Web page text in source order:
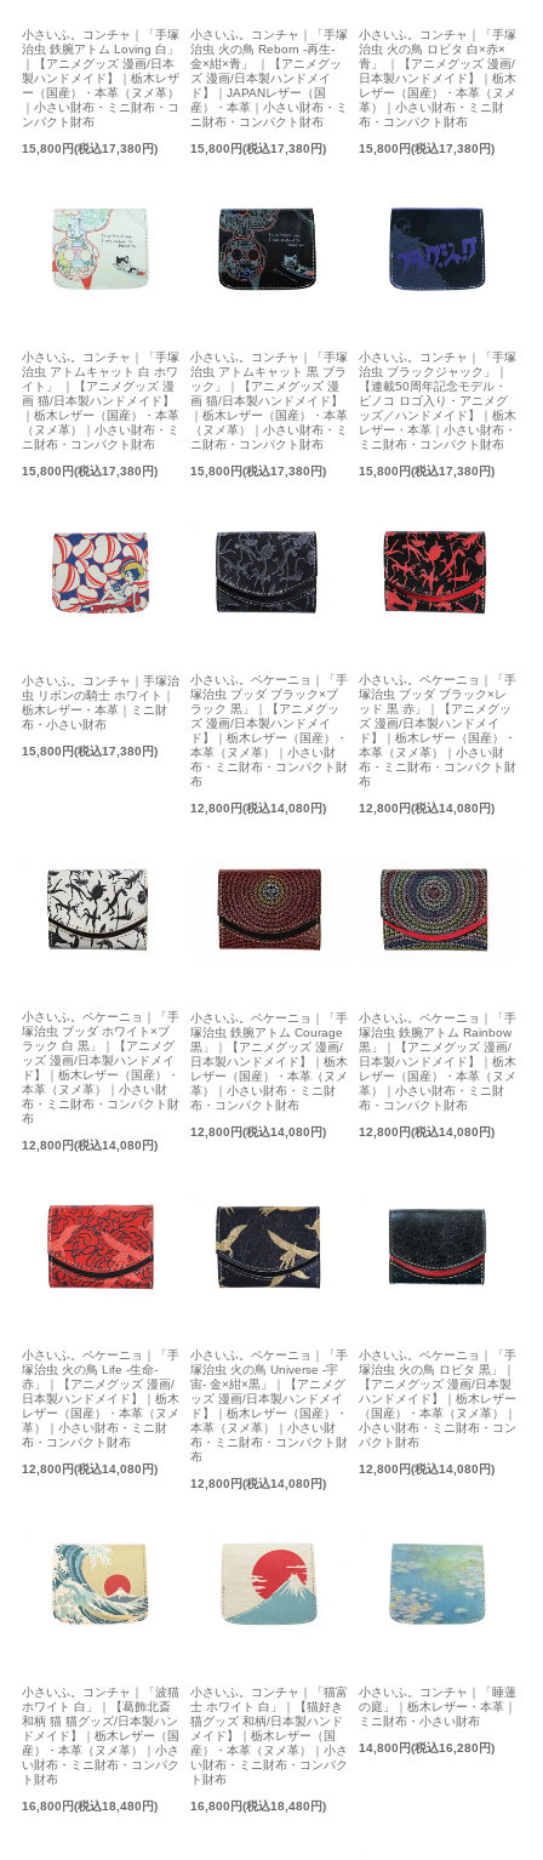
小さいふ。コンチャ｜「手塚
治虫 鉄腕アトム Loving 白」
｜【アニメグッズ 漫画/日本
製ハンドメイド】｜栃木レザ
ー（国産）・本革（ヌメ革）
｜小さい財布・ミニ財布・コ
ンパクト財布
15,800円(税込17,380円)
小さいふ。コンチャ｜「手塚
治虫 火の鳥 Reborn -再生-
金×紺×青」 ｜【アニメグッ
ズ 漫画/日本製ハンドメイ
ド】｜JAPANレザー（国
産）・本革｜小さい財布・ミ
ニ財布・コンパクト財布
15,800円(税込17,380円)
小さいふ。コンチャ｜「手塚
治虫 火の鳥 ロビタ 白×赤×
青」 ｜【アニメグッズ 漫画/
日本製ハンドメイド】｜栃木
レザー（国産）・本革（ヌメ
革）｜小さい財布・ミニ財
布・コンパクト財布
15,800円(税込17,380円)
小さいふ。コンチャ｜「手塚
治虫 アトムキャット 白 ホワ
イト」 ｜【アニメグッズ 漫
画 猫/日本製ハンドメイド】
｜栃木レザー（国産）・本革
（ヌメ革）｜小さい財布・ミ
ニ財布・コンパクト財布
15,800円(税込17,380円)
小さいふ。コンチャ｜「手塚
治虫 アトムキャット 黒 ブラ
ック」｜【アニメグッズ 漫
画 猫/日本製ハンドメイド】
｜栃木レザー（国産）・本革
（ヌメ革）｜小さい財布・ミ
ニ財布・コンパクト財布
15,800円(税込17,380円)
小さいふ。コンチャ｜「手塚
治虫 ブラックジャック」｜
【連載50周年記念モデル・
ピノコ ロゴ入り・アニメグ
ッズ／ハンドメイド】｜栃木
レザー・本革｜小さい財布・
ミニ財布・コンパクト財布
15,800円(税込17,380円)
小さいふ。コンチャ｜手塚治
虫 リボンの騎士 ホワイト｜
栃木レザー・本革｜ミニ財
布・小さい財布
15,800円(税込17,380円)
小さいふ。ペケーニョ｜「手
塚治虫 ブッダ ブラック×ブ
ラック 黒」｜【アニメグッ
ズ 漫画/日本製ハンドメイ
ド】｜栃木レザー（国産）・
本革（ヌメ革）｜小さい財
布・ミニ財布・コンパクト財
布
12,800円(税込14,080円)
小さいふ。ペケーニョ｜「手
塚治虫 ブッダ ブラック×レ
ッド 黒 赤」｜【アニメグッ
ズ 漫画/日本製ハンドメイ
ド】｜栃木レザー（国産）・
本革（ヌメ革）｜小さい財
布・ミニ財布・コンパクト財
布
12,800円(税込14,080円)
小さいふ。ペケーニョ｜「手
塚治虫 ブッダ ホワイト×ブ
ラック 白 黒」｜【アニメグ
ッズ 漫画/日本製ハンドメイ
ド】｜栃木レザー（国産）・
本革（ヌメ革）｜小さい財
布・ミニ財布・コンパクト財
布
12,800円(税込14,080円)
小さいふ。ペケーニョ｜「手
塚治虫 鉄腕アトム Courage
黒」｜【アニメグッズ 漫画/
日本製ハンドメイド】｜栃木
レザー（国産）・本革（ヌメ
革）｜小さい財布・ミニ財
布・コンパクト財布
12,800円(税込14,080円)
小さいふ。ペケーニョ｜「手
塚治虫 鉄腕アトム Rainbow
黒」｜【アニメグッズ 漫画/
日本製ハンドメイド】｜栃木
レザー（国産）・本革（ヌメ
革）｜小さい財布・ミニ財
布・コンパクト財布
12,800円(税込14,080円)
小さいふ。ペケーニョ｜「手
塚治虫 火の鳥 Life -生命-
赤」｜【アニメグッズ 漫画/
日本製ハンドメイド】｜栃木
レザー（国産）・本革（ヌメ
革）｜小さい財布・ミニ財
布・コンパクト財布
12,800円(税込14,080円)
小さいふ。ペケーニョ｜「手
塚治虫 火の鳥 Universe -宇
宙- 金×紺×黒」｜【アニメグ
ッズ 漫画/日本製ハンドメイ
ド】｜栃木レザー（国産）・
本革（ヌメ革）｜小さい財
布・ミニ財布・コンパクト財
布
12,800円(税込14,080円)
小さいふ。ペケーニョ｜「手
塚治虫 火の鳥 ロビタ 黒」｜
【アニメグッズ 漫画/日本製
ハンドメイド】｜栃木レザー
（国産）・本革（ヌメ革）｜
小さい財布・ミニ財布・コン
パクト財布
12,800円(税込14,080円)
小さいふ。コンチャ｜「波猫
ホワイト 白」｜【葛飾北斎
和柄 猫 猫グッズ/日本製ハン
ドメイド】｜栃木レザー（国
産）・本革（ヌメ革）｜小さ
い財布・ミニ財布・コンパク
ト財布
16,800円(税込18,480円)
小さいふ。コンチャ｜「猫富
士 ホワイト 白」｜【猫好き
猫グッズ 和柄/日本製ハンド
メイド】｜栃木レザー（国
産）・本革（ヌメ革）｜小さ
い財布・ミニ財布・コンパク
ト財布
16,800円(税込18,480円)
小さいふ。コンチャ｜「睡蓮
の庭」｜栃木レザー・本革｜
ミニ財布・小さい財布
14,800円(税込16,280円)